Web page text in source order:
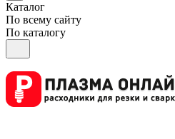
Каталог
По всему сайту
По каталогу